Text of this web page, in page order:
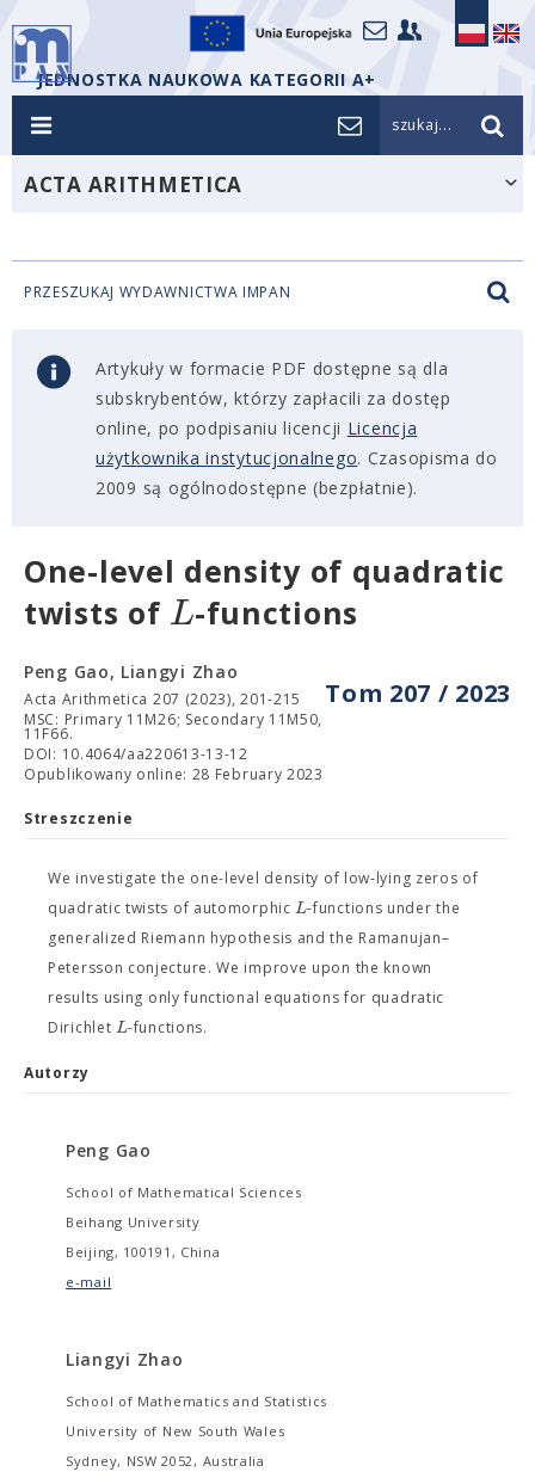
JEDNOSTKA NAUKOWA KATEGORII A+
szukaj...
ACTA ARITHMETICA
PRZESZUKAJ WYDAWNICTWA IMPAN
Artykuły w formacie PDF dostępne są dla
subskrybentów, którzy zapłacili za dostęp
online, po podpisaniu licencji Licencja
użytkownika instytucjonalnego. Czasopisma do
2009 są ogólnodostępne (bezpłatnie).
One-level density of quadratic
twists of L-functions
Tom 207 / 2023
Peng Gao, Liangyi Zhao
Acta Arithmetica 207 (2023), 201-215
MSC: Primary 11M26; Secondary 11M50,
11F66.
DOI: 10.4064/aa220613-13-12
Opublikowany online: 28 February 2023
Streszczenie
We investigate the one-level density of low-lying zeros of
quadratic twists of automorphicL-functions under the
generalized Riemann hypothesis and the Ramanujan–
Petersson conjecture. We improve upon the known
results using only functional equations for quadratic
DirichletL-functions.
Autorzy
Peng Gao
School of Mathematical Sciences
Beihang University
Beijing, 100191, China
e-mail
Liangyi Zhao
School of Mathematics and Statistics
University of New South Wales
Sydney, NSW 2052, Australia